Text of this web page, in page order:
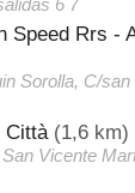
Speed Rrs -
Sorolla, C/
Città (1,6 km)
Vicente